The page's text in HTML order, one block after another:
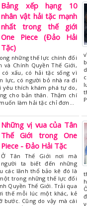
Bảng xếp hạng 10
nhân vật hải tặc mạnh
nhất trong thế giới
One Piece (Đảo Hải
Tặc)
những thế lực chính đối
và Chính Quyền Thế Giới,
xấu, có hải tặc sống vì
lực, có người bỏ nhà ra đi
yêu thích khám phá tự do,
cho bản thân. Thậm chí
làm hải tặc chỉ đơn…
Những vị vua của Tân
Thế Giới trong One
Piece - Đảo Hải Tặc
Ở Tân Thế Giới nơi mà
người ta biết đến những
các lãnh thổ bảo kê đó là
trong những thế lực đối
Quyền Thế Giới. Trải qua
thế mỗi lúc một khác, kẻ
bước. Cũng do vậy mà cái